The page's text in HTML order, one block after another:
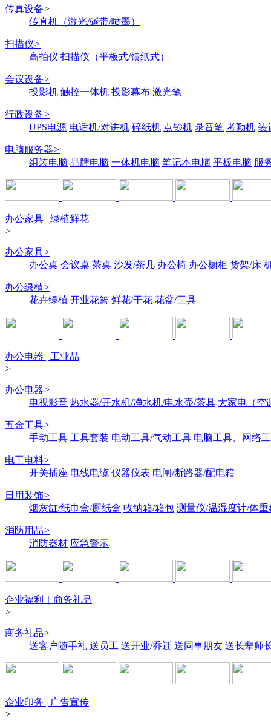
传真设备>
传真机（激光/碳带/喷墨）
扫描仪>
高拍仪 扫描仪（平板式/馈纸式）
会议设备>
投影机 触控一体机 投影幕布 激光笔
行政设备>
UPS电源 电话机/对讲机 碎纸机 点钞机 录音笔 考勤机 装
电脑服务器>
组装电脑 品牌电脑 一体机电脑 笔记本电脑 平板电脑 服
办公家具 | 绿植鲜花
>
办公家具>
办公桌 会议桌 茶桌 沙发/茶几 办公椅 办公橱柜 货架/床
办公绿植>
花卉绿植 开业花篮 鲜花/干花 花盆/工具
办公电器 | 工业品
>
办公电器>
电视影音 热水器/开水机/净水机/电水壶/茶具 大家电（空
五金工具>
手动工具 工具套装 电动工具/气动工具 电脑工具、网络
电工电料>
开关插座 电线电缆 仪器仪表 电闸/断路器/配电箱
日用装饰>
烟灰缸/纸巾盒/厕纸盒 收纳箱/箱包 测量仪/温湿度计/体重
消防用品>
消防器材 应急警示
企业福利｜商务礼品
>
商务礼品>
送客户随手礼 送员工 送开业/乔迁 送同事朋友 送长辈师
企业印务 | 广告宣传
>